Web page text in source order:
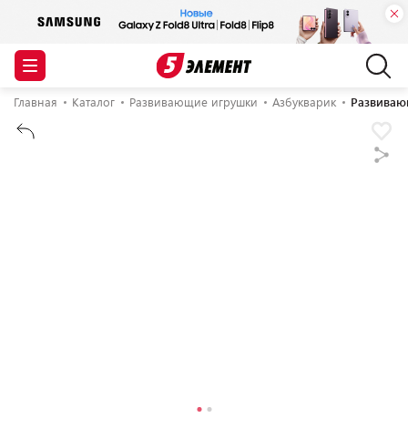
Главная Каталог Развивающие игрушки Азбукварик